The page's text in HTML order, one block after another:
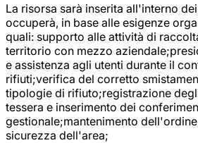
La risorsa sarà inserita all'interno
occuperà, in base alle esigenze
quali: supporto alle attività di
territorio con mezzo
e assistenza agli utenti durante il
rifiuti;verifica del corretto
tipologie di rifiuto;registrazione
tessera e inserimento dei
gestionale;mantenimento
sicurezza dell'area;